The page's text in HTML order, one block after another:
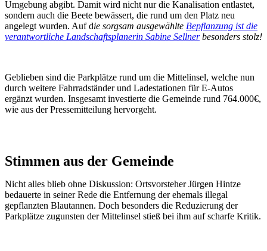
Umgebung abgibt. Damit wird nicht nur die Kanalisation entlastet,
sondern auch die Beete bewässert, die rund um den Platz neu
angelegt wurden. Auf die sorgsam ausgewählte Bepflanzung ist die
verantwortliche Landschaftsplanerin Sabine Sellnerbesonders stolz!
Geblieben sind die Parkplätze rund um die Mittelinsel, welche nun
durch weitere Fahrradständer und Ladestationen für E-Autos
ergänzt wurden. Insgesamt investierte die Gemeinde rund 764.000€,
wie aus der Pressemitteilung hervorgeht.
Stimmen aus der Gemeinde
Nicht alles blieb ohne Diskussion: Ortsvorsteher Jürgen Hintze
bedauerte in seiner Rede die Entfernung der ehemals illegal
gepflanzten Blautannen. Doch besonders die Reduzierung der
Parkplätze zugunsten der Mittelinsel stieß bei ihm auf scharfe Kritik.